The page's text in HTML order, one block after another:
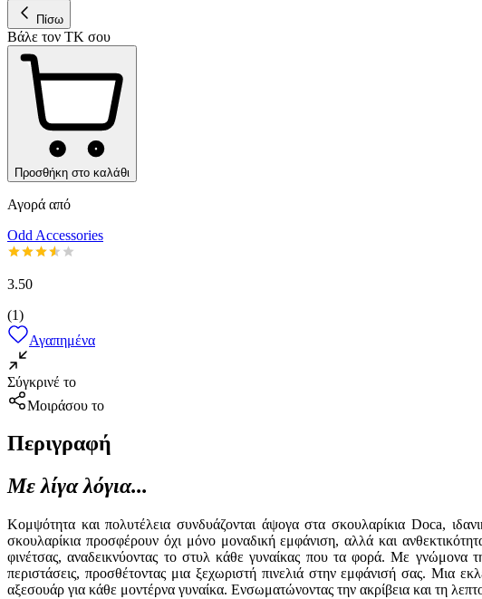
Πίσω
Βάλε τον ΤΚ σου
Προσθήκη στο καλάθι
Αγορά από
Odd Accessories
3.50
(1)
Αγαπημένα
Σύγκρινέ το
Μοιράσου το
Περιγραφή
Με λίγα λόγια...
Κομψότητα και πολυτέλεια συνδυάζονται άψογα στα σκουλαρίκια Doca,
σκουλαρίκια προσφέρουν όχι μόνο μοναδική εμφάνιση, αλλά και
φινέτσας, αναδεικνύοντας το στυλ κάθε γυναίκας που τα φορά. Με γνώμονα
περιστάσεις, προσθέτοντας μια ξεχωριστή πινελιά στην εμφάνισή σας. Μια
αξεσουάρ για κάθε μοντέρνα γυναίκα. Ενσωματώνοντας την ακρίβεια και τη